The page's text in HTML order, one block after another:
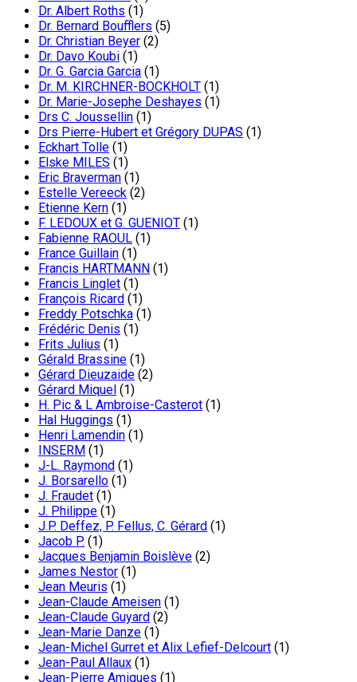
Dr. Albert Roths (1)
Dr. Bernard Boufflers (5)
Dr. Christian Beyer (2)
Dr. Davo Koubi (1)
Dr. G. Garcia Garcia (1)
Dr. M. KIRCHNER-BOCKHOLT (1)
Dr. Marie-Josephe Deshayes (1)
Drs C. Joussellin (1)
Drs Pierre-Hubert et Grégory DUPAS (1)
Eckhart Tolle (1)
Elske MILES (1)
Eric Braverman (1)
Estelle Vereeck (2)
Etienne Kern (1)
F. LEDOUX et G. GUENIOT (1)
Fabienne RAOUL (1)
France Guillain (1)
Francis HARTMANN (1)
Francis Linglet (1)
François Ricard (1)
Freddy Potschka (1)
Frédéric Denis (1)
Frits Julius (1)
Gérald Brassine (1)
Gérard Dieuzaide (2)
Gérard Miquel (1)
H. Pic & L Ambroise-Casterot (1)
Hal Huggings (1)
Henri Lamendin (1)
INSERM (1)
J-L. Raymond (1)
J. Borsarello (1)
J. Fraudet (1)
J. Philippe (1)
J.P. Deffez, P. Fellus, C. Gérard (1)
Jacob P. (1)
Jacques Benjamin Boislève (2)
James Nestor (1)
Jean Meuris (1)
Jean-Claude Ameisen (1)
Jean-Claude Guyard (2)
Jean-Marie Danze (1)
Jean-Michel Gurret et Alix Lefief-Delcourt (1)
Jean-Paul Allaux (1)
Jean-Pierre Amigues (1)